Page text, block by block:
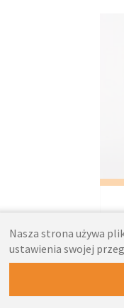
Nasza strona używa
ustawienia swojej